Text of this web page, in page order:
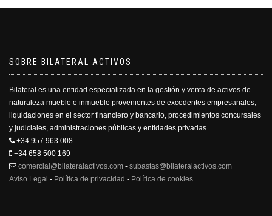
SOBRE BILATERAL ACTIVOS
Bilateral es una entidad especializada en la gestión y venta de activos de
naturaleza mueble e inmueble provenientes de excedentes empresariales,
liquidaciones en el sector financiero y bancario, procedimientos concursales
y judiciales, administraciones públicas y entidades privadas.
+34 957 963 008
+34 658 500 169
comercial@bilateralactivos.com - subastas@bilateralactivos.com
Aviso Legal - Política de privacidad - Política de cookies